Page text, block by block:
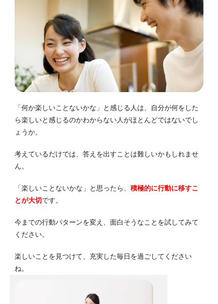
「何か楽しいことないかな」と感じる人は、自分が何をした
ら楽しいと感じるのかわからない人がほとんどではないでし
ょうか。
考えているだけでは、答えを出すことは難しいかもしれませ
ん。
「楽しいことないかな」と思ったら、 積極的に行動に移すこ
とが大切です。
今までの行動パターンを変え、面白そうなことを試してみて
ください。
楽しいことを見つけて、充実した毎日を過ごしてください
ね。